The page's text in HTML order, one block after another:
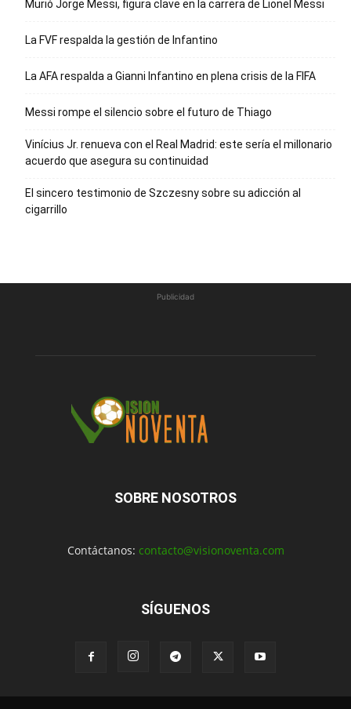
Murió Jorge Messi, figura clave en la carrera de Lionel Messi
La FVF respalda la gestión de Infantino
La AFA respalda a Gianni Infantino en plena crisis de la FIFA
Messi rompe el silencio sobre el futuro de Thiago
Vinícius Jr. renueva con el Real Madrid: este sería el millonario
acuerdo que asegura su continuidad
El sincero testimonio de Szczesny sobre su adicción al
cigarrillo
Publicidad
SOBRE NOSOTROS
Contáctanos: contacto@visionoventa.com
SÍGUENOS